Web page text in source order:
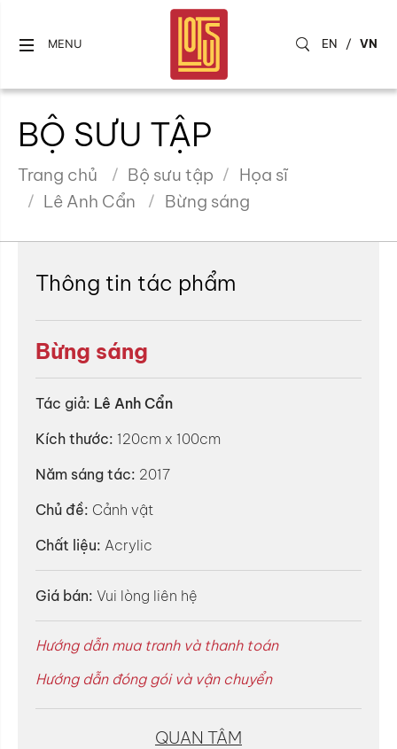
MENU EN / VN
BỘ SƯU TẬP
Trang chủ Bộ sưu tập
Họa sĩ
Lê Anh Cẩn
Bừng sáng
Thông tin tác phẩm
Bừng sáng
Tác giả: Lê Anh Cẩn
Kích thước: 120cm x 100cm
Năm sáng tác: 2017
Chủ đề: Cảnh vật
Chất liệu: Acrylic
Giá bán: Vui lòng liên hệ
Hướng dẫn mua tranh và thanh toán
Hướng dẫn đóng gói và vận chuyển
QUAN TÂM